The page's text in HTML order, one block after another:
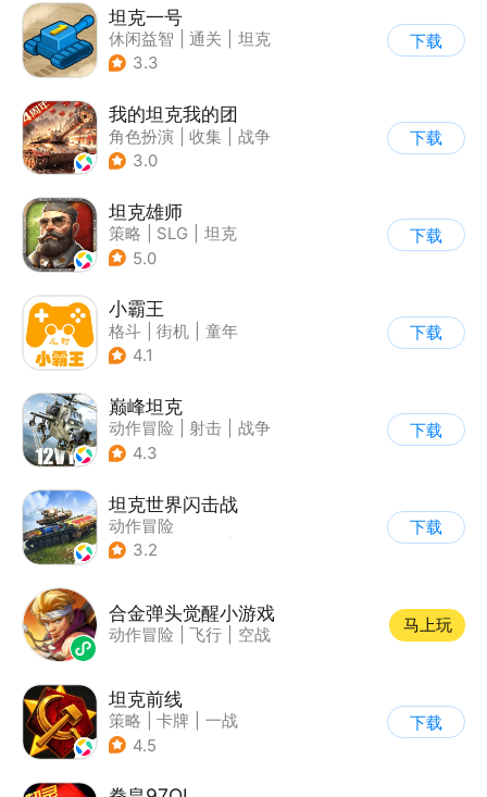
坦克一号
休闲益智 通关
坦克
3.3
下载
我的坦克我的团
角色扮演 收集
战争
| 战术竞技
3.0
下载
坦克雄师
策略 SLG
坦克
| 战争
5.0
下载
小霸王
格斗 街机
童年
| 怀旧
4.1
下载
巅峰坦克
动作冒险 射击
战争
| 战术竞技
4.3
下载
坦克世界闪击战
动作冒险
| 第三人称射击
3.2
下载
合金弹头觉醒小游戏
动作冒险 飞行 空战
马上玩
坦克前线
策略 卡牌
一战
| 战术竞技
4.5
下载